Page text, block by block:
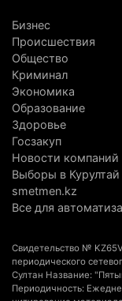
Пожар в
полностью
6 августа 2026 г.
Минэкологии
в Алматинской
5 августа 2026 г.
Казахстан стал
мировом
Казахстан
топлива для
запустят в
Бизнес
Происшествия
Общество
Криминал
Экономика
Образование
Здоровье
Госзакуп
Новости компаний
Выборы в Курултай
smetmen.kz
Все для
Свидетельство №
периодического
Султан Название:
Периодичность: